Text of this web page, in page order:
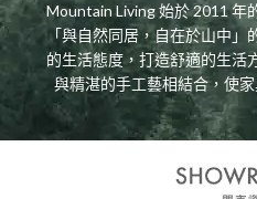
Mountain Living 始於 2011 年
「與自然同居，自在於山中」
的生活態度，打造舒適的生活
與精湛的手工藝相結合，使